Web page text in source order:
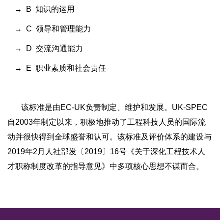
→ B 知识的运用
→ C 领导和管理能力
→ D 交流沟通能力
→ E 职业素质和社会责任
该标准是由EC-UK负责制定、维护和发展。UK-SPEC
自2003年制定以来，积极地推动了工程科技人员的国际流
动并很快得到全球盛誉和认可。该标准及评价体系的建设与
2019年2月人社部发〔2019〕16号《关于深化工程技术人
才职称制度改革的指导意见》中多项核心思想不谋而合。